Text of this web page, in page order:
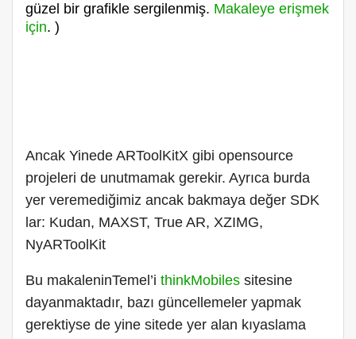
güzel bir grafikle sergilenmiş. Makaleye erişmek
için. )
Ancak Yinede ARToolKitX gibi opensource
projeleri de unutmamak gerekir. Ayrıca burda
yer veremediğimiz ancak bakmaya değer SDK
lar: Kudan, MAXST, True AR, XZIMG,
NyARToolKit
Bu makaleninTemel’i thinkMobiles sitesine
dayanmaktadır, bazı güncellemeler yapmak
gerektiyse de yine sitede yer alan kıyaslama